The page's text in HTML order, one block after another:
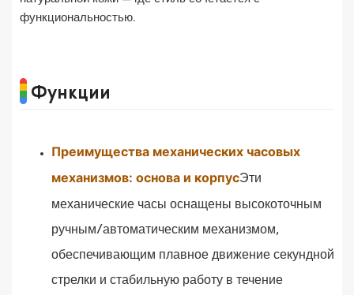
функциональностью.
Функции
Преимущества механических часовых
механизмов: основа и корпусЭти
механические часы оснащены высокоточным
ручным/автоматическим механизмом,
обеспечивающим плавное движение секундной
стрелки и стабильную работу в течение